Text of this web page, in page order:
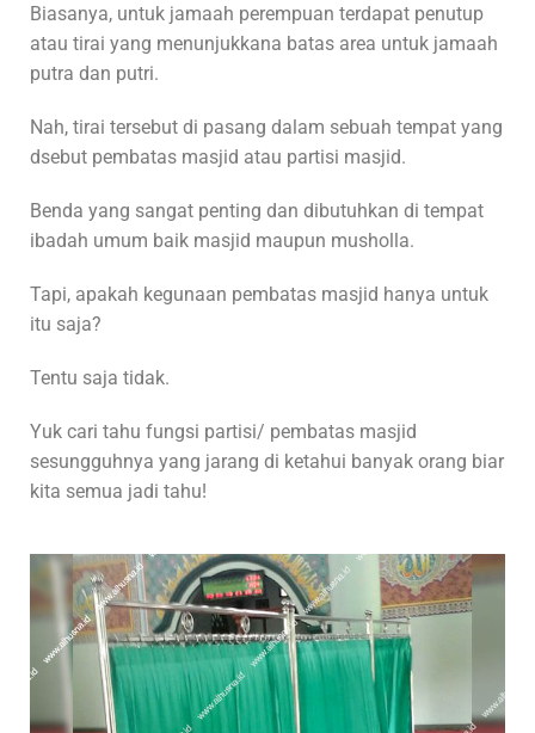
Biasanya, untuk jamaah perempuan terdapat penutup
atau tirai yang menunjukkana batas area untuk jamaah
putra dan putri.
Nah, tirai tersebut di pasang dalam sebuah tempat yang
dsebut pembatas masjid atau partisi masjid.
Benda yang sangat penting dan dibutuhkan di tempat
ibadah umum baik masjid maupun musholla.
Tapi, apakah kegunaan pembatas masjid hanya untuk
itu saja?
Tentu saja tidak.
Yuk cari tahu fungsi partisi/ pembatas masjid
sesungguhnya yang jarang di ketahui banyak orang biar
kita semua jadi tahu!